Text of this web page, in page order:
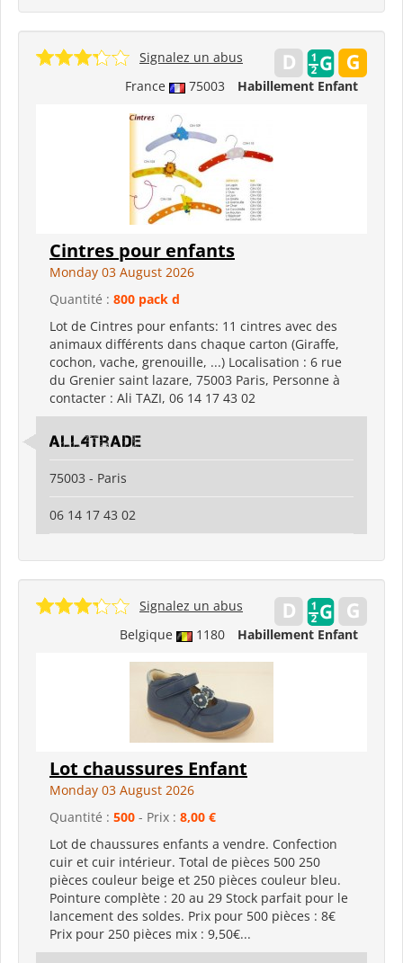
France 75003 Habillement Enfant
Signalez un abus
Cintres pour enfants
Monday 03 August 2026
Quantité : 800 pack d
Lot de Cintres pour enfants: 11 cintres avec des
animaux différents dans chaque carton (Giraffe,
cochon, vache, grenouille, ...) Localisation : 6 rue
du Grenier saint lazare, 75003 Paris, Personne à
contacter : Ali TAZI, 06 14 17 43 02
All4Trade
75003 - Paris
06 14 17 43 02
Belgique 1180 Habillement Enfant
Signalez un abus
Lot chaussures Enfant
Monday 03 August 2026
Quantité : 500 - Prix : 8,00 €
Lot de chaussures enfants a vendre. Confection
cuir et cuir intérieur. Total de pièces 500 250
pièces couleur beige et 250 pièces couleur bleu.
Pointure complète : 20 au 29 Stock parfait pour le
lancement des soldes. Prix pour 500 pièces : 8€
Prix pour 250 pièces mix : 9,50€...